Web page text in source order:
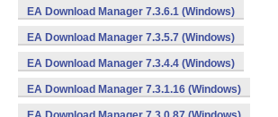
EA Download Manager 7.3.6.1 (Windows)
EA Download Manager 7.3.5.7 (Windows)
EA Download Manager 7.3.4.4 (Windows)
EA Download Manager 7.3.1.16 (Windows)